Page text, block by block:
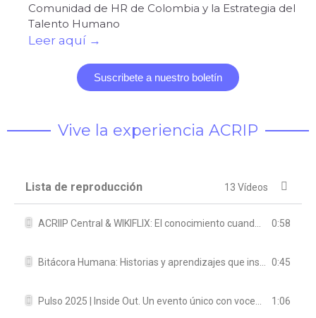
Comunidad de HR de Colombia y la Estrategia del
Talento Humano
Leer aquí →
Suscribete a nuestro boletín
Vive la experiencia ACRIP
Lista de reproducción 13 Vídeos
0:58
0:45
1:06